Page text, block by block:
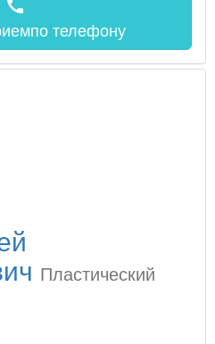
call
по телефону
Пластический